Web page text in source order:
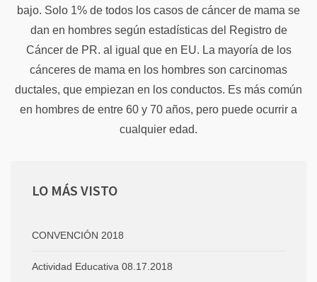
bajo. Solo 1% de todos los casos de cáncer de mama se
dan en hombres según estadísticas del Registro de
Cáncer de PR. al igual que en EU. La mayoría de los
cánceres de mama en los hombres son carcinomas
ductales, que empiezan en los conductos. Es más común
en hombres de entre 60 y 70 años, pero puede ocurrir a
cualquier edad.
LO MÁS VISTO
CONVENCIÓN 2018
Actividad Educativa 08.17.2018